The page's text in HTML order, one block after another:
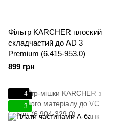
Фільтр KARCHER плоский
складчастий до AD 3
Premium (6.415-953.0)
899 грн
4
3